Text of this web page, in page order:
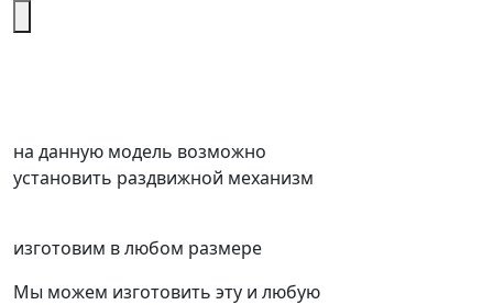
на данную модель возможно
установить раздвижной механизм
изготовим в любом размере
Мы можем изготовить эту и любую